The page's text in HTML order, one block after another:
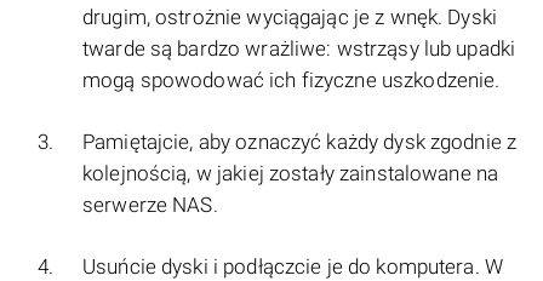
drugim, ostrożnie wyciągając je z wnęk. Dyski
twarde są bardzo wrażliwe: wstrząsy lub upadki
mogą spowodować ich fizyczne uszkodzenie.
Pamiętajcie, aby oznaczyć każdy dysk zgodnie z
kolejnością, w jakiej zostały zainstalowane na
serwerze NAS.
Usuńcie dyski i podłączcie je do komputera. W